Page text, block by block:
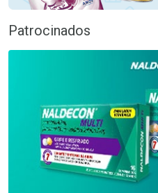
Patrocinados